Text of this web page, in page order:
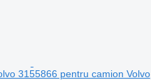
3155866 pentru camion Volvo